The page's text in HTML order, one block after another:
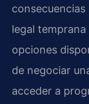
legal
opciones
de negociar
acceder a